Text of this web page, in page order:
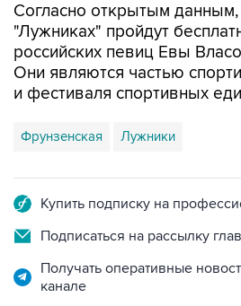
Согласно открытым данным,
"Лужниках" пройдут
российских певиц Евы
Они являются частью
и фестиваля спортивных
Фрунзенская Лужники
Купить подписку на
Подписаться на рассылку
Получать оперативные
канале